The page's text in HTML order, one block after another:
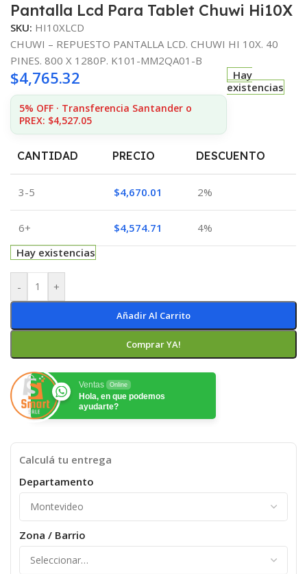
Pantalla Lcd Para Tablet Chuwi Hi10X
SKU: HI10XLCD
CHUWI – REPUESTO PANTALLA LCD. CHUWI HI 10X. 40
PINES. 800 X 1280P. K101-MM2QA01-B
$4,765.32
5% OFF · Transferencia Santander o
PREX: $4,527.05
Hay
existencias
CANTIDAD PRECIO DESCUENTO
3-5 $4,670.01 2%
6+ $4,574.71
4%
Hay existencias
- +
Añadir Al Carrito
Comprar YA!
Ventas Online
Hola, en que podemos
ayudarte?
Calculá tu entrega
Departamento
Zona / Barrio